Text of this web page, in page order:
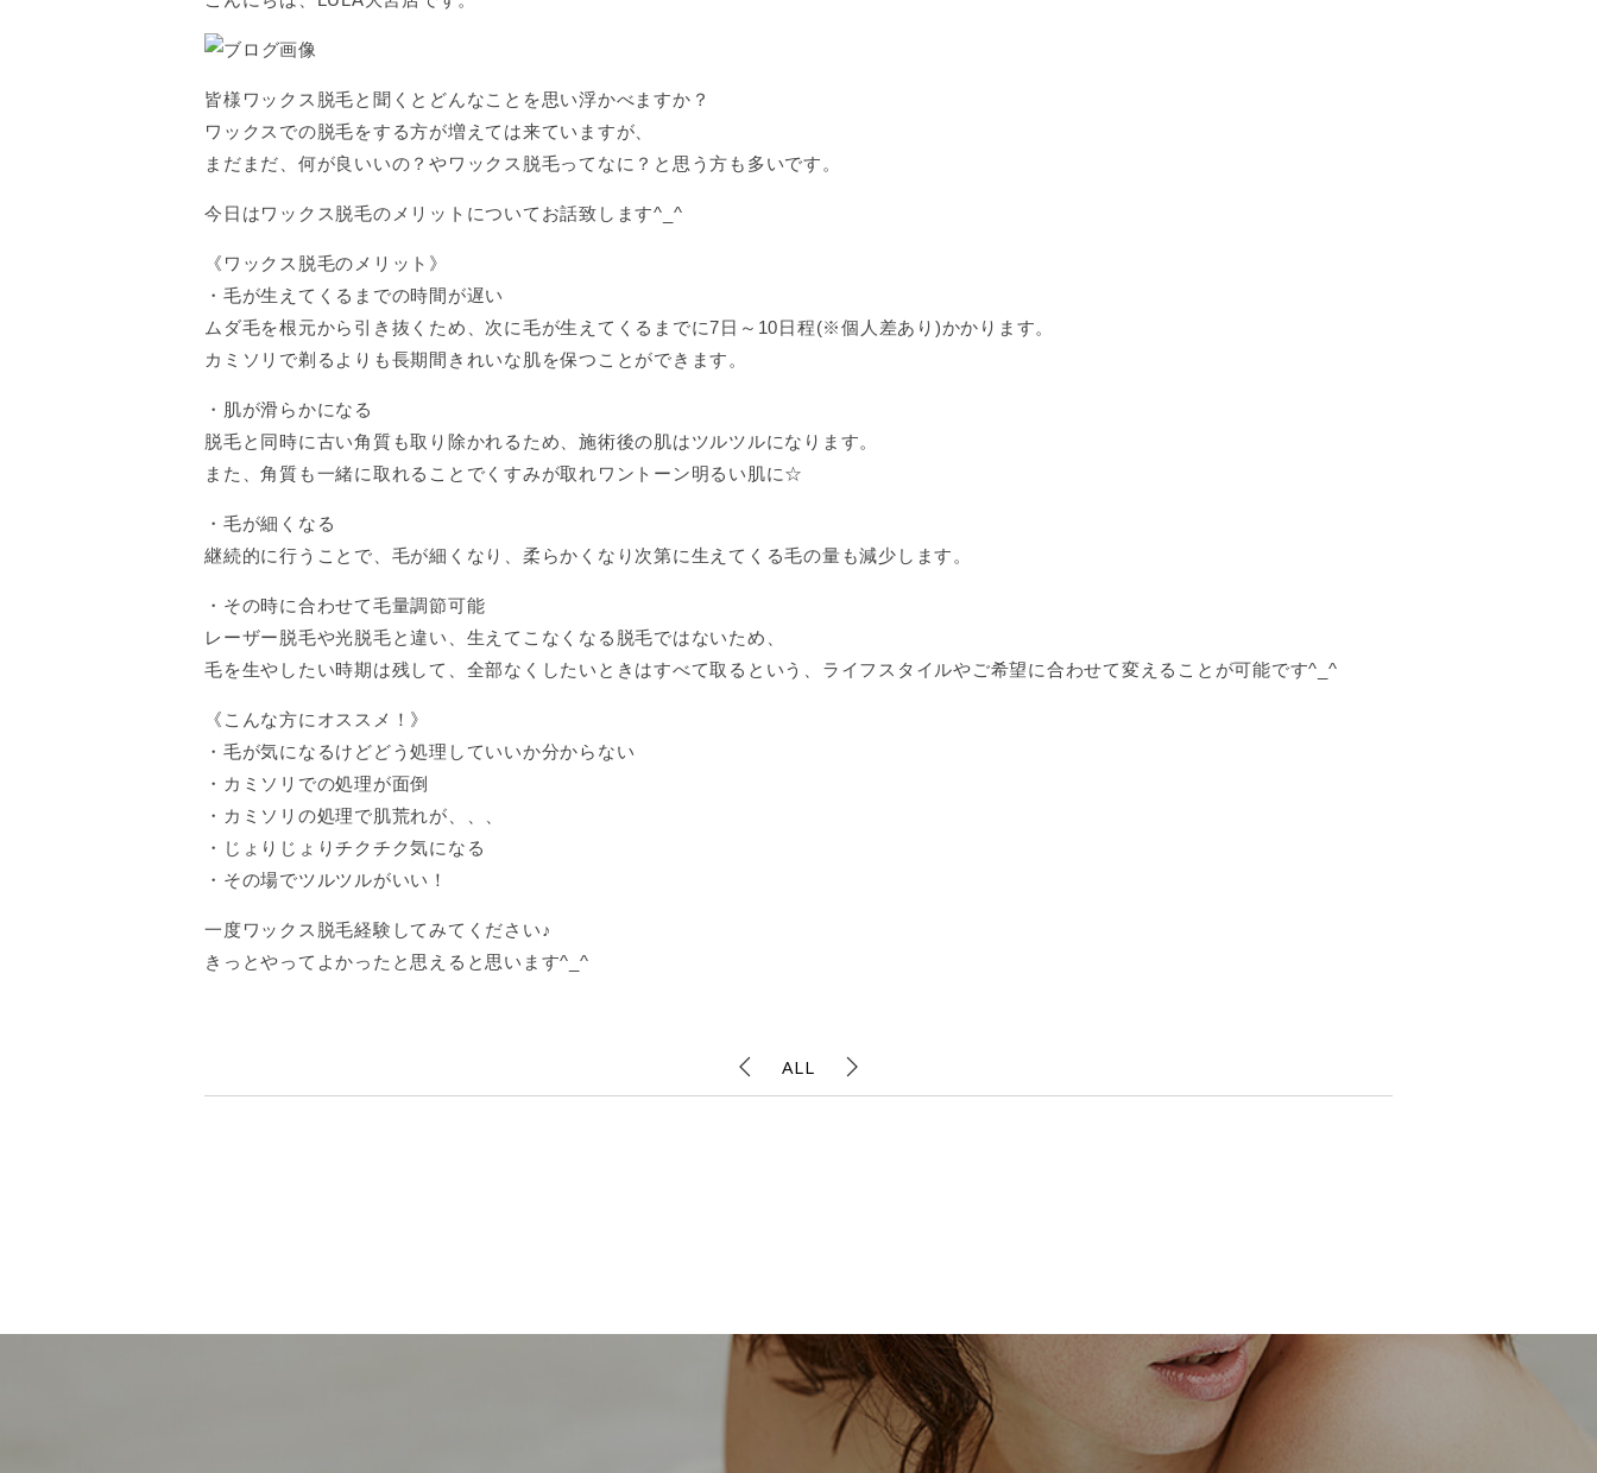
皆様ワックス脱毛と聞くとどんなことを思い浮かべますか？
ワックスでの脱毛をする方が増えては来ていますが、
まだまだ、何が良いいの？やワックス脱毛ってなに？と思う方も多いです。
今日はワックス脱毛のメリットについてお話致します^_^
《ワックス脱毛のメリット》
・毛が生えてくるまでの時間が遅い
ムダ毛を根元から引き抜くため、次に毛が生えてくるまでに7日～10日程(※個人差あり)かかります。
カミソリで剃るよりも長期間きれいな肌を保つことができます。
・肌が滑らかになる
脱毛と同時に古い角質も取り除かれるため、施術後の肌はツルツルになります。
また、角質も一緒に取れることでくすみが取れワントーン明るい肌に☆
・毛が細くなる
継続的に行うことで、毛が細くなり、柔らかくなり次第に生えてくる毛の量も減少します。
・その時に合わせて毛量調節可能
レーザー脱毛や光脱毛と違い、生えてこなくなる脱毛ではないため、
毛を生やしたい時期は残して、全部なくしたいときはすべて取るという、ライフスタイルやご希望に合わせて変えることが可能です^_^
《こんな方にオススメ！》
・毛が気になるけどどう処理していいか分からない
・カミソリでの処理が面倒
・カミソリの処理で肌荒れが、、、
・じょりじょりチクチク気になる
・その場でツルツルがいい！
一度ワックス脱毛経験してみてください♪
きっとやってよかったと思えると思います^_^
ALL